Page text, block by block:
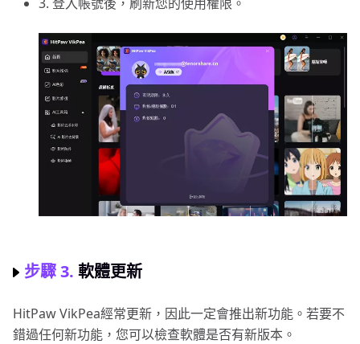
步驟 3. 軟體更新
HitPaw VikPea經常更新，因此一定會推出新功能。若要不
錯過任何新功能，您可以檢查軟體是否有新版本。